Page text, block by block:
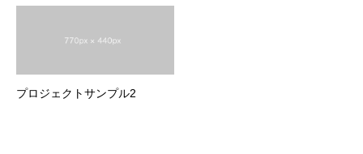
プロジェクトサンプル2